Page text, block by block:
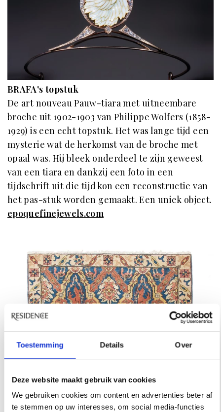
Toestemming Details Over
Deze website maakt gebruik van cookies
We gebruiken cookies om content en advertenties beter af
te stemmen op uw interesses, om social media-functies
BRAFA's topstuk
De art nouveau Pauw-tiara met uitneembare
broche uit 1902-1903 van Philippe Wolfers (1858-
1929) is een echt topstuk. Het was lange tijd een
mysterie wat de herkomst van de broche met
opaal was. Hij bleek onderdeel te zijn geweest
van een tiara en dankzij een foto in een
tijdschrift uit die tijd kon een reconstructie van
het pas-stuk worden gemaakt. Een uniek object.
epoquefinejewels.com